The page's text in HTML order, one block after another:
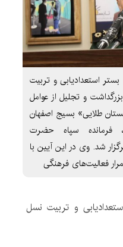
استعدادیابی و تربیت
و تجلیل از عوامل
طلایی» بسیج اصفهان
فرمانده سپاه حضرت
شد. وی در این آیین با
فعالیت‌های فرهنگی
و تربیت نسل